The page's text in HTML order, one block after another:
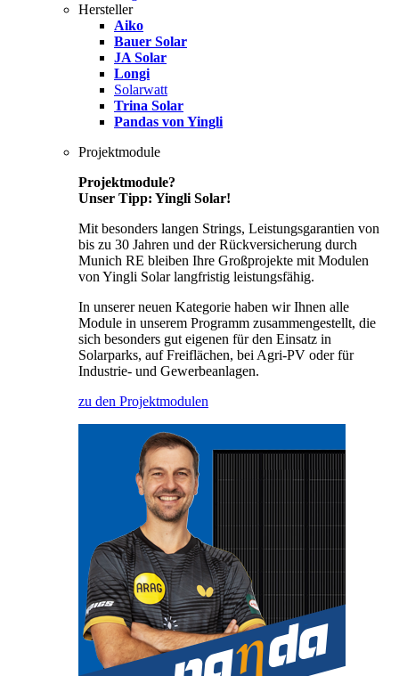
Hersteller
Aiko
Bauer Solar
JA Solar
Longi
Solarwatt
Trina Solar
Pandas von Yingli
Projektmodule
Projektmodule?
Unser Tipp: Yingli Solar!
Mit besonders langen Strings, Leistungsgarantien von
bis zu 30 Jahren und der Rückversicherung durch
Munich RE bleiben Ihre Großprojekte mit Modulen
von Yingli Solar langfristig leistungsfähig.
In unserer neuen Kategorie haben wir Ihnen alle
Module in unserem Programm zusammengestellt, die
sich besonders gut eigenen für den Einsatz in
Solarparks, auf Freiflächen, bei Agri-PV oder für
Industrie- und Gewerbeanlagen.
zu den Projektmodulen